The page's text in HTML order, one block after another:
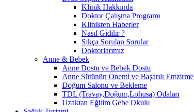
Klinik Hakkında
Doktor Çalışma Programı
Klinikten Haberler
Nasıl Gidilir ?
Sıkça Sorulan Sorular
Doktorlarımız
Anne & Bebek
Anne Dostu ve Bebek Dostu
Anne Sütünün Önemi ve Başarılı
Doğum Salonu ve Bekleme
TDL (Travay,Doğum,Lohusa) Odaları
Uzaktan Eğitim Gebe Okulu